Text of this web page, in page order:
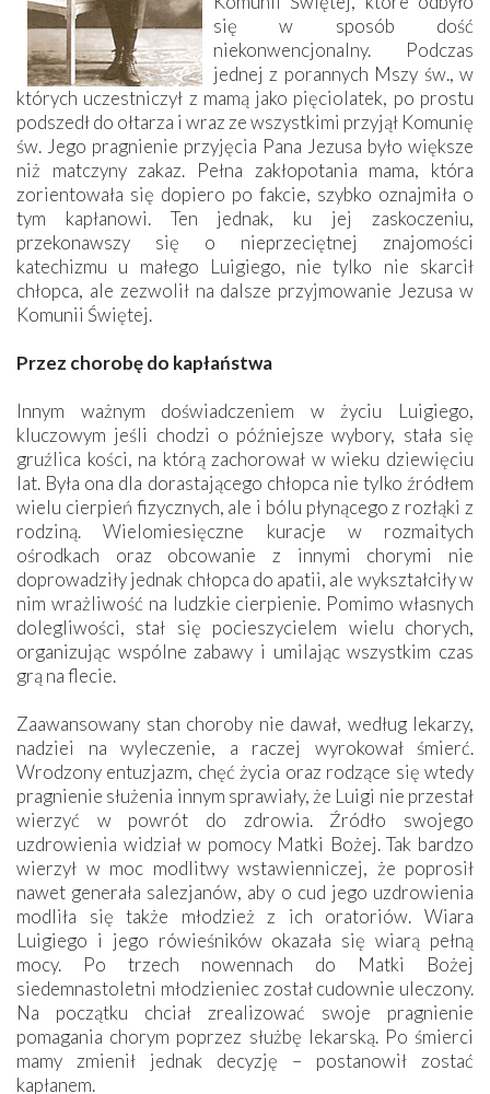
się w sposób dość
niekonwencjonalny. Podczas
jednej z porannych Mszy św., w
których uczestniczył z mamą jako pięciolatek, po prostu
podszedł do ołtarza i wraz ze wszystkimi przyjął Komunię
św. Jego pragnienie przyjęcia Pana Jezusa było większe
niż matczyny zakaz. Pełna zakłopotania mama, która
zorientowała się dopiero po fakcie, szybko oznajmiła o
tym kapłanowi. Ten jednak, ku jej zaskoczeniu,
przekonawszy się o nieprzeciętnej znajomości
katechizmu u małego Luigiego, nie tylko nie skarcił
chłopca, ale zezwolił na dalsze przyjmowanie Jezusa w
Komunii Świętej.
Przez chorobę do kapłaństwa
Innym ważnym doświadczeniem w życiu Luigiego,
kluczowym jeśli chodzi o późniejsze wybory, stała się
gruźlica kości, na którą zachorował w wieku dziewięciu
lat. Była ona dla dorastającego chłopca nie tylko źródłem
wielu cierpień fizycznych, ale i bólu płynącego z rozłąki z
rodziną. Wielomiesięczne kuracje w rozmaitych
ośrodkach oraz obcowanie z innymi chorymi nie
doprowadziły jednak chłopca do apatii, ale wykształciły w
nim wrażliwość na ludzkie cierpienie. Pomimo własnych
dolegliwości, stał się pocieszycielem wielu chorych,
organizując wspólne zabawy i umilając wszystkim czas
grą na flecie.
Zaawansowany stan choroby nie dawał, według lekarzy,
nadziei na wyleczenie, a raczej wyrokował śmierć.
Wrodzony entuzjazm, chęć życia oraz rodzące się wtedy
pragnienie służenia innym sprawiały, że Luigi nie przestał
wierzyć w powrót do zdrowia. Źródło swojego
uzdrowienia widział w pomocy Matki Bożej. Tak bardzo
wierzył w moc modlitwy wstawienniczej, że poprosił
nawet generała salezjanów, aby o cud jego uzdrowienia
modliła się także młodzież z ich oratoriów. Wiara
Luigiego i jego rówieśników okazała się wiarą pełną
mocy. Po trzech nowennach do Matki Bożej
siedemnastoletni młodzieniec został cudownie uleczony.
Na początku chciał zrealizować swoje pragnienie
pomagania chorym poprzez służbę lekarską. Po śmierci
mamy zmienił jednak decyzję – postanowił zostać
kapłanem.